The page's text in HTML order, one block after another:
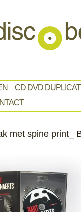
CD DVD
met spine print_